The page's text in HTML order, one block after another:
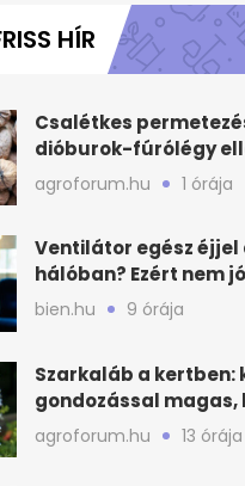
HÍR
Csalétkes
dióburok-fúrólégy
csináld a kertben
agroforum.hu 1 órája
Ventilátor egész éjjel
hálóban? Ezért nem
aludni nyáron
bien.hu 9 órája
Szarkaláb a kertben:
gondozással magas,
virágfalat ad
agroforum.hu 13 órája